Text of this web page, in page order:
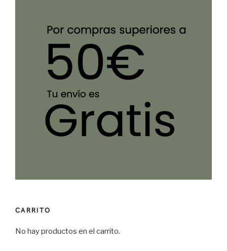
CARRITO
No hay productos en el carrito.